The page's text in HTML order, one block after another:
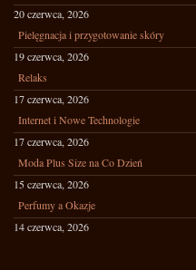
20 czerwca, 2026
Pielęgnacja i przygotowanie skóry
19 czerwca, 2026
Relaks
17 czerwca, 2026
Internet i Nowe Technologie
17 czerwca, 2026
Moda Plus Size na Co Dzień
15 czerwca, 2026
Perfumy a Okazje
14 czerwca, 2026